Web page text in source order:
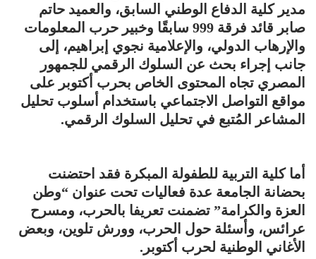
مدير كلية الدفاع الوطني السابق، والعميد حاتم
صابر قائد فرقة 999 سابقًا وخبير حرب المعلومات
والإرهاب الدولي، والإعلامية نجوي إبراهيم، إلى
جانب إجراء بحث عن السلوك الرقمي للجمهور
المصري تجاه المحتوى الخاص بحرب أكتوبر على
مواقع التواصل الاجتماعي باستخدام أسلوب تحليل
المشاعر المُتبع في تحليل السلوك الرقمي.
أما كلية التربية للطفولة المبكرة فقد احتضنت
بحضانة الجامعة عدة فعاليات تحت عنوان “وطن
العزة والكرامة” تضمنت تعريفا بالحرب، ومسرح
عرائس، وأسئلة حول الحرب، وورش تلوين، وبعض
الأغاني الوطنية لحرب أكتوبر.